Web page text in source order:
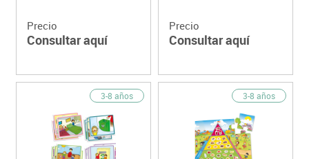
Precio
Consultar aquí
Precio
Consultar aquí
3-8 años 3-8 años